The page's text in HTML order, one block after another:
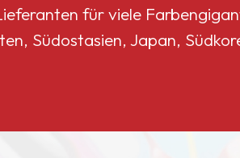
für viele
Südostasien, Japan,